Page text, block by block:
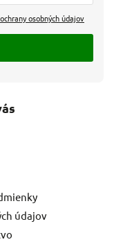
údajov
osobných údajov